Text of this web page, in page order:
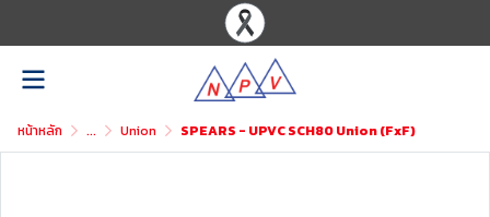
หน้าหลัก ... Union SPEARS - UPVC SCH80 Union (FxF)